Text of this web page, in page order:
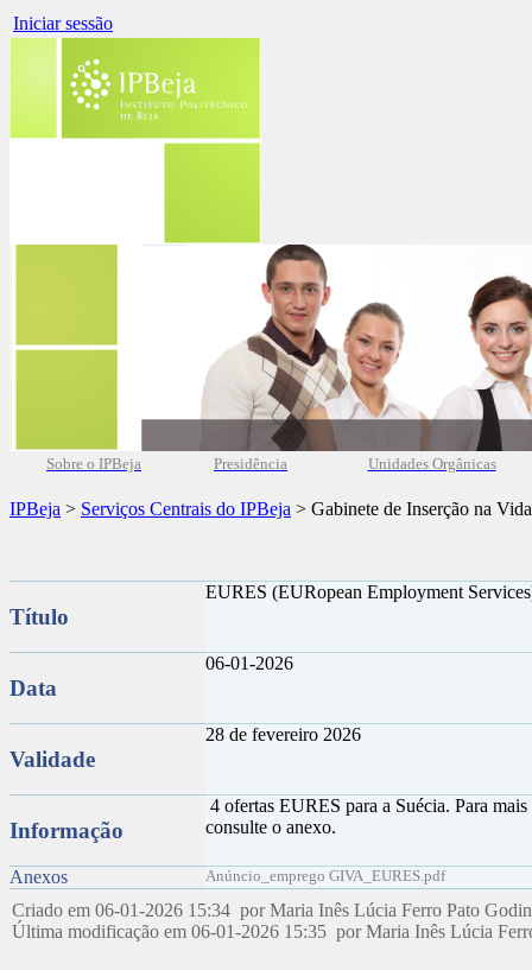
Iniciar sessão
Sobre o IPBeja Presidência Unidades Orgânicas
IPBeja > Serviços Centrais do IPBeja > Gabinete de Inserção na
Título
EURES (EURopean Employment
Data
06-01-2026
Validade
28 de fevereiro 2026
Informação
4 ofertas EURES para a Suécia. Para
consulte o anexo.
Anexos Anúncio_emprego GIVA_EURES.pdf
Criado em 06-01-2026 15:34 por Maria Inês Lúcia Ferro Pato
Última modificação em 06-01-2026 15:35 por Maria Inês Lúcia